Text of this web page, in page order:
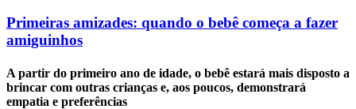
Primeiras amizades: quando o bebê começa a fazer
amiguinhos
A partir do primeiro ano de idade, o bebê estará mais disposto a
brincar com outras crianças e, aos poucos, demonstrará
empatia e preferências